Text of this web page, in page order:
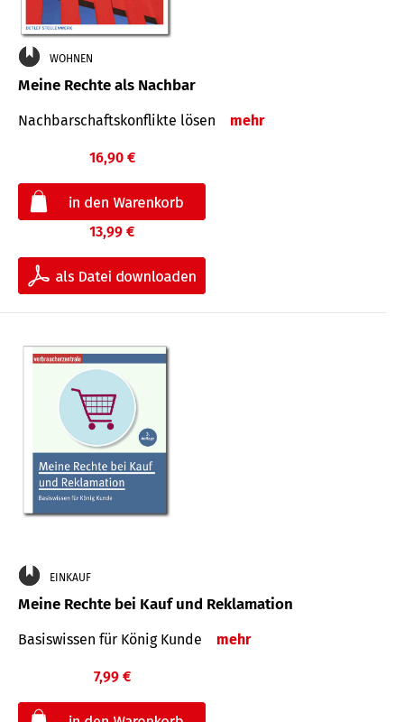
WOHNEN
Meine Rechte als Nachbar
Nach­bar­schafts­konflikte lösen mehr
16,90 €
13,99 €
EINKAUF
Meine Rechte bei Kauf und Reklamation
Basiswissen für König Kunde mehr
7,99 €